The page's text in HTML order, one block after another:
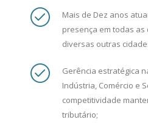
Mais de Dez anos
presença em todas
diversas outras
Gerência estratégica
Indústria, Comércio e
competitividade
tributário;